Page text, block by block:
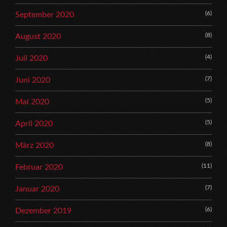
September 2020 (6)
August 2020 (8)
Juli 2020 (4)
Juni 2020 (7)
Mai 2020 (5)
April 2020 (5)
März 2020 (8)
Februar 2020 (11)
Januar 2020 (7)
Dezember 2019 (6)